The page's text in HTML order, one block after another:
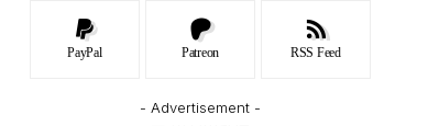
PayPal Patreon RSS Feed
- Advertisement -